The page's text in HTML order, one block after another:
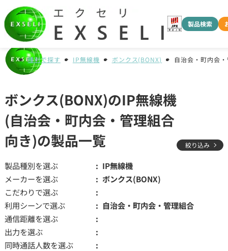
製品検索
種別で探す IP無線機 ボンクス(BONX) 自治会・町内会
ボンクス(BONX)のIP無線機
(自治会・町内会・管理組合
向き)の製品一覧
絞り込み
製品種別を選ぶ
IP無線機
メーカーを選ぶ
ボンクス(BONX)
こだわりで選ぶ
利用シーンで選ぶ
自治会・町内会・管理組合
通信距離を選ぶ
出力を選ぶ
同時通話人数を選ぶ